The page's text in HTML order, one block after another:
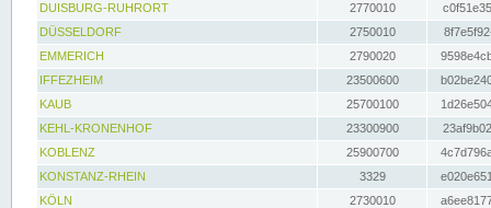
DUISBURG-RUHRORT
2770010
DÜSSELDORF
2750010
EMMERICH
2790020
IFFEZHEIM
23500600
KAUB
25700100
KEHL-KRONENHOF
23300900
KOBLENZ
25900700
KONSTANZ-RHEIN
3329
KÖLN
2730010